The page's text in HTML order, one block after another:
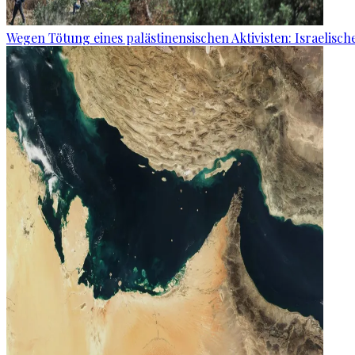
Wegen Tötung eines palästinensischen Aktivisten: